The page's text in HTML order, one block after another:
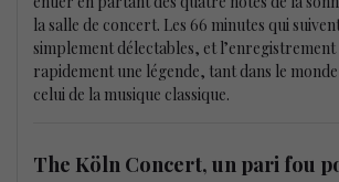
la salle de concert. Les 66 minutes qui
simplement délectables, et
rapidement une légende, tant dans le
celui de la musique classique.
The Köln Concert, un pari fou